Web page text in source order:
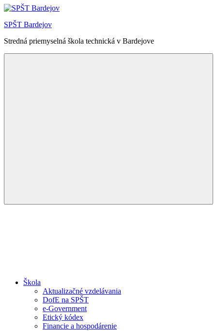
Skip
content
SPŠT Bardejov
Stredná priemyselná škola technická v Bardejove
Škola
Aktualizačné vzdelávania
DofE na SPŠT
e-Government
Etický kódex
Financie a hospodárenie